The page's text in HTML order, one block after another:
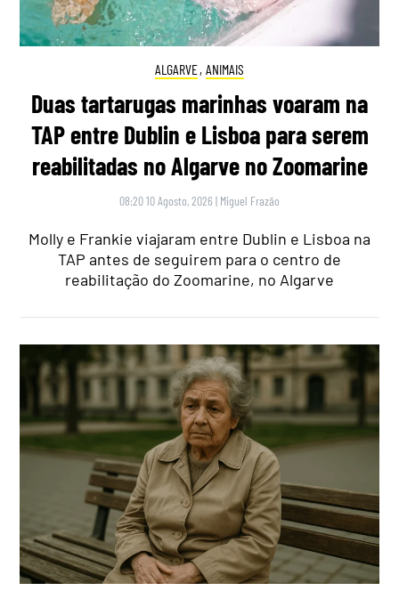
ALGARVE, ANIMAIS
Duas tartarugas marinhas voaram na
TAP entre Dublin e Lisboa para serem
reabilitadas no Algarve no Zoomarine
08:20 10 Agosto, 2026 | Miguel Frazão
Molly e Frankie viajaram entre Dublin e Lisboa na
TAP antes de seguirem para o centro de
reabilitação do Zoomarine, no Algarve